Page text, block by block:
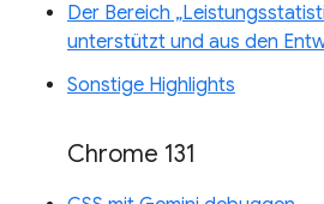
Der Bereich
unterstützt und aus den
Sonstige Highlights
Chrome 131